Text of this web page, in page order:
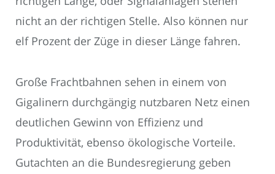
nicht an der richtigen Stelle. Also können nur
elf Prozent der Züge in dieser Länge fahren.
Große Frachtbahnen sehen in einem von
Gigalinern durchgängig nutzbaren Netz einen
deutlichen Gewinn von Effizienz und
Produktivität, ebenso ökologische Vorteile.
Gutachten an die Bundesregierung geben